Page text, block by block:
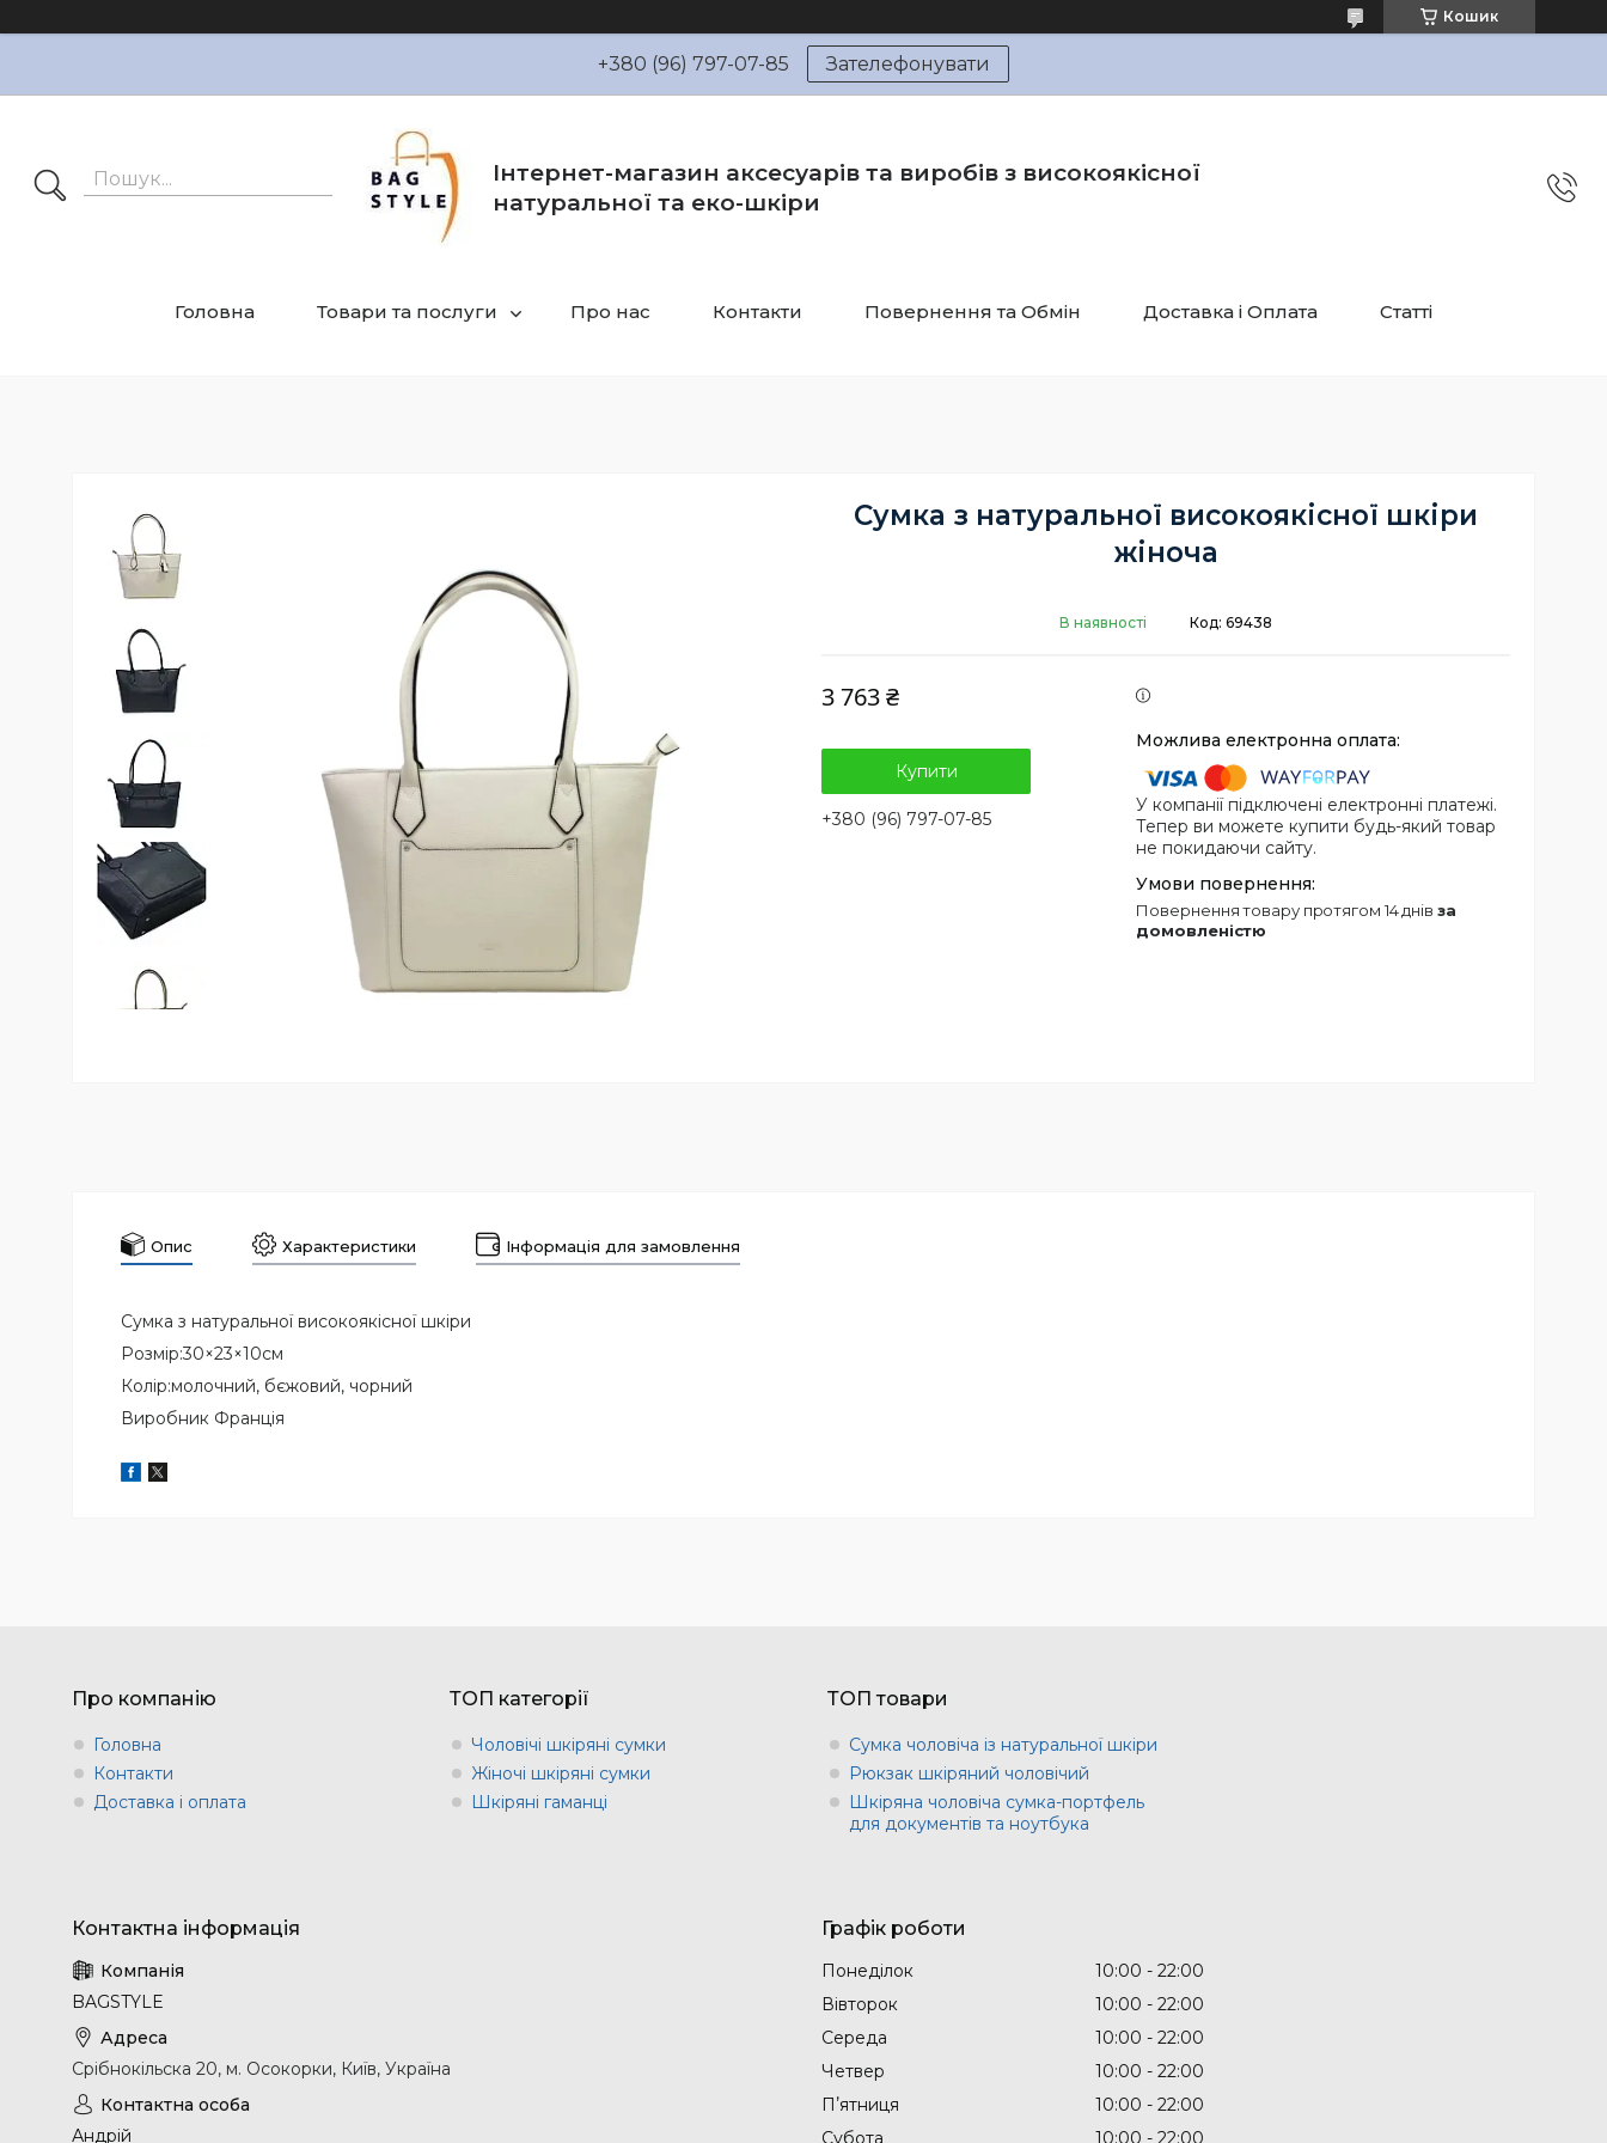
Кошик
+380 (96) 797-07-85 Зателефонувати
Інтернет-магазин аксесуарів та виробів з високоякісної
натуральної та еко-шкіри
Головна Товари та послуги Про нас Контакти Повернення та Обмін Доставка і Оплата Статті
Сумка з натуральної високоякісної шкіри
жіноча
В наявності Код: 69438
3 763 ₴
Купити
+380 (96) 797-07-85
У компанії підключені електронні платежі.
Тепер ви можете купити будь-який товар
не покидаючи сайту.
повернення товару протягом 14 днів за
домовленістю
Опис Характеристики Інформація для замовлення
Сумка з натуральної високоякісної шкіри
Розмір:30×23×10см
Колір:молочний, бєжовий, чорний
Виробник Франція
Про компанію
Головна
Контакти
Доставка і оплата
ТОП категорії
Чоловічі шкіряні сумки
Жіночі шкіряні сумки
Шкіряні гаманці
ТОП товари
Сумка чоловіча із натуральної шкіри
Рюкзак шкіряний чоловічий
Шкіряна чоловіча сумка-портфель
для документів та ноутбука
BAGSTYLE
Срібнокільска 20, м. Осокорки, Київ, Україна
Андрій
Графік роботи
Понеділок 10:00
22:00
Вівторок
10:00
22:00
Середа
10:00
22:00
Четвер
10:00
22:00
Пʼятниця
10:00
22:00
Субота
10:00 22:00